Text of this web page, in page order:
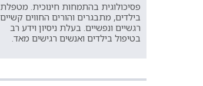
פסיכולוגית בהתמחות חינוכית. מטפלת
בילדים, מתבגרים והורים החווים קשיים
רגשיים ונפשיים. בעלת ניסיון וידע רב
בטיפול בילדים ואנשים רגישים מאד.